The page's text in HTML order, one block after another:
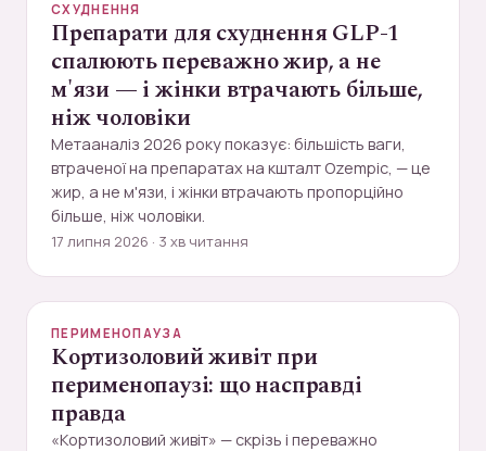
СХУДНЕННЯ
Препарати для схуднення GLP-1
спалюють переважно жир, а не
м'язи — і жінки втрачають більше,
ніж чоловіки
Метааналіз 2026 року показує: більшість ваги,
втраченої на препаратах на кшталт Ozempic, — це
жир, а не м'язи, і жінки втрачають пропорційно
більше, ніж чоловіки.
17 липня 2026 · 3 хв читання
ПЕРИМЕНОПАУЗА
Кортизоловий живіт при
перименопаузі: що насправді
правда
«Кортизоловий живіт» — скрізь і переважно